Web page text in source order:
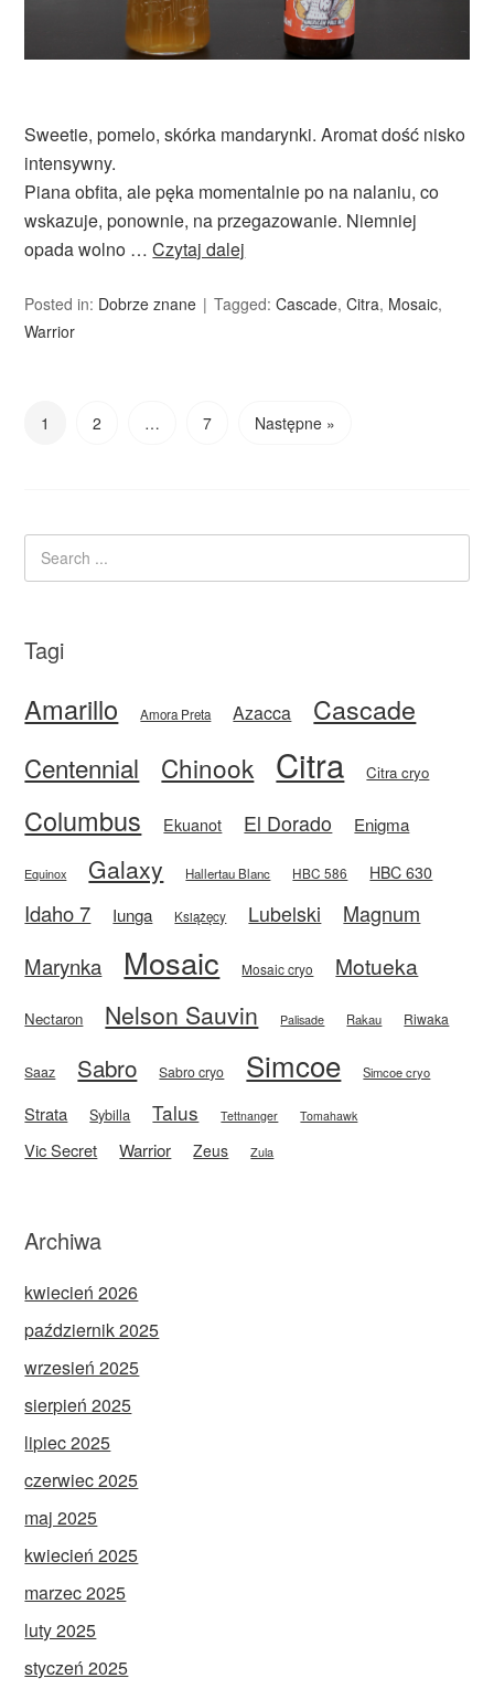
Sweetie, pomelo, skórka mandarynki. Aromat dość nisko
intensywny.
Piana obfita, ale pęka momentalnie po na nalaniu, co
wskazuje, ponownie, na przegazowanie. Niemniej
opada wolno …Czytaj dalej
Posted in: Dobrze znane Tagged:Cascade,Citra, Mosaic,
Warrior
1 2 … 7 Następne »
Tagi
Amarillo Amora Preta Azacca Cascade
Centennial Chinook Citra Citra cryo
Columbus Ekuanot El Dorado Enigma
Equinox Galaxy Hallertau Blanc HBC 586 HBC 630
Idaho 7 Iunga Książęcy Lubelski
Magnum
Marynka
Mosaic Mosaic cryo Motueka
Nectaron Nelson Sauvin Palisade Rakau Riwaka
Saaz Sabro Sabro cryo Simcoe Simcoe cryo
Strata Sybilla Talus Tettnanger Tomahawk
Vic Secret Warrior Zeus Zula
Archiwa
kwiecień 2026
październik 2025
wrzesień 2025
sierpień 2025
lipiec 2025
czerwiec 2025
maj 2025
kwiecień 2025
marzec 2025
luty 2025
styczeń 2025